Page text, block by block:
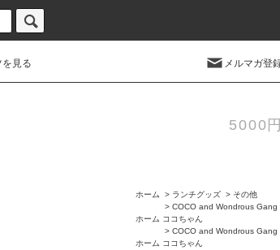
を見る メルマガ登
5000
ホーム > ランチグッズ > その他
ホーム
> COCO and Wondrous Gang
ココちゃん
ホーム
> COCO and Wondrous Gang
ココちゃん